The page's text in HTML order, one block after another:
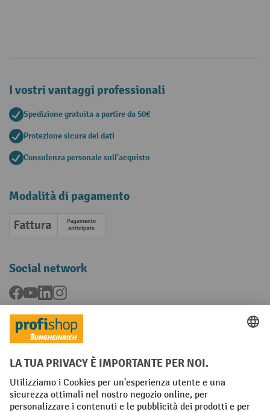
I vostri vantaggi professionali
Spedizione gratuita a partire da 50€
Protezione sicura dei dati
Consulenza personale sull'acquisto
Modalità di pagamento
Fattura Pagamento anticipato
Social network
Facebook
YouTubeLinkedInInstagram
Condizioni Generali di Vendita
Dichiarazione di protezione dei dati Impronta
Impostazioni sulla privacy